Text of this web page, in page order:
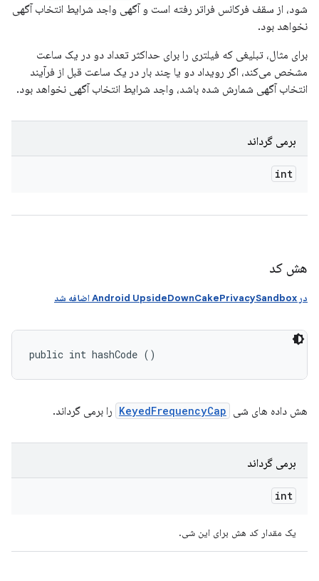
شود، از سقف فرکانس فراتر رفته است و آگهی واجد شرایط انتخاب آگهی
نخواهد بود.
برای مثال، تبلیغی که فیلتری را برای حداکثر تعداد دو در یک ساعت
مشخص می‌کند، اگر رویداد دو یا چند بار در یک ساعت قبل از فرآیند
انتخاب آگهی شمارش شده باشد، واجد شرایط انتخاب آگهی نخواهد بود.
برمی گرداند
int
هش کد
در Android UpsideDownCakePrivacySandbox اضافه شد
public int hashCode ()
هش داده های شی KeyedFrequencyCap را برمی گرداند.
برمی گرداند
int
یک مقدار کد هش برای این شی.